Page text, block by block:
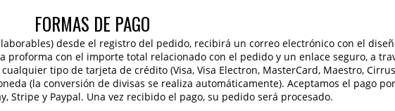
FORMAS DE PAGO
desde el registro del pedido, recibirá un correo electrónico con el
con el importe total relacionado con el pedido y un enlace seguro, a
tipo de tarjeta de crédito (Visa, Visa Electron, MasterCard, Maestro,
(la conversión de divisas se realiza automáticamente). Aceptamos el pago por
Stripe y Paypal. Una vez recibido el pago, su pedido será procesado.